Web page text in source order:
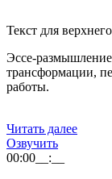
Текст для
Эссе-
трансформации,
работы.
Читать далее
Озвучить
00:00 __:__